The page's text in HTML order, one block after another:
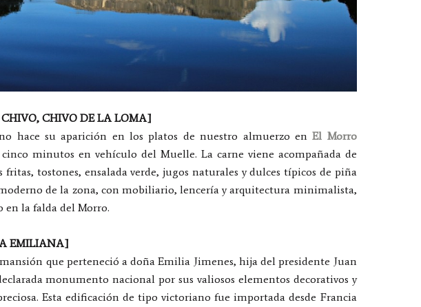
CHIVO, CHIVO DE LA LOMA]
hace su aparición en los platos de nuestro almuerzo enEl Morro
minutos en vehículo del Muelle. La carne viene acompañada de
tostones, ensalada verde, jugos naturales y dulces típicos de piña
de la zona, con mobiliario, lencería y arquitectura minimalista,
en la falda del Morro.
EMILIANA]
que perteneció a doña Emilia Jimenes, hija del presidente Juan
monumento nacional por sus valiosos elementos decorativos y
Esta edificación de tipo victoriano fue importada desde Francia